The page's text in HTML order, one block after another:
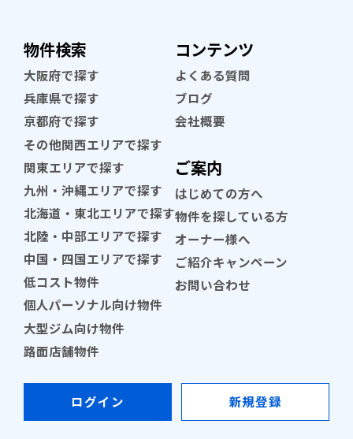
物件検索
大阪府で探す
兵庫県で探す
京都府で探す
その他関西エリアで探す
関東エリアで探す
九州・沖縄エリアで探す
北海道・東北エリアで探す
北陸・中部エリアで探す
中国・四国エリアで探す
低コスト物件
個人パーソナル向け物件
大型ジム向け物件
路面店舗物件
コンテンツ
よくある質問
ブログ
会社概要
ご案内
はじめての方へ
物件を探している方
オーナー様へ
ご紹介キャンペーン
お問い合わせ
ログイン 新規登録